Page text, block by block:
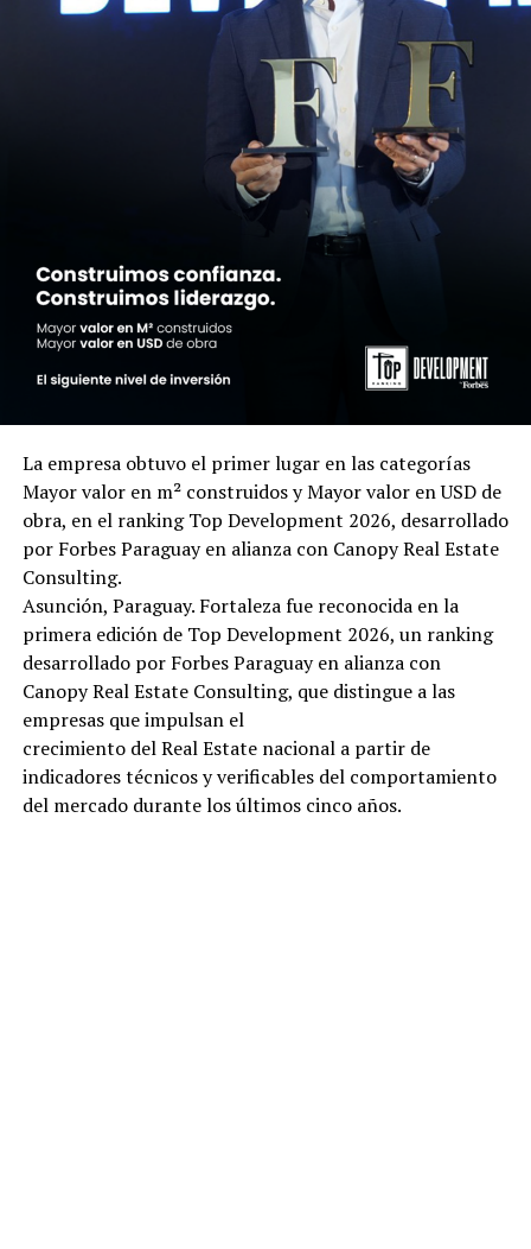
La empresa obtuvo el primer lugar en las categorías
Mayor valor en m² construidos y Mayor valor en USD de
obra, en el ranking Top Development 2026, desarrollado
por Forbes Paraguay en alianza con Canopy Real Estate
Consulting.
Asunción, Paraguay. Fortaleza fue reconocida en la
primera edición de Top Development 2026, un ranking
desarrollado por Forbes Paraguay en alianza con
Canopy Real Estate Consulting, que distingue a las
empresas que impulsan el
crecimiento del Real Estate nacional a partir de
indicadores técnicos y verificables del comportamiento
del mercado durante los últimos cinco años.